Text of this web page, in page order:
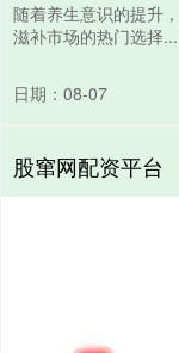
随着养生意识的提升
滋补市场的热门选择
日期：08-07